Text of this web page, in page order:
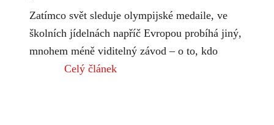
Zatímco svět sleduje olympijské medaile, ve
školních jídelnách napříč Evropou probíhá jiný,
mnohem méně viditelný závod – o to, kdo
Celý článek